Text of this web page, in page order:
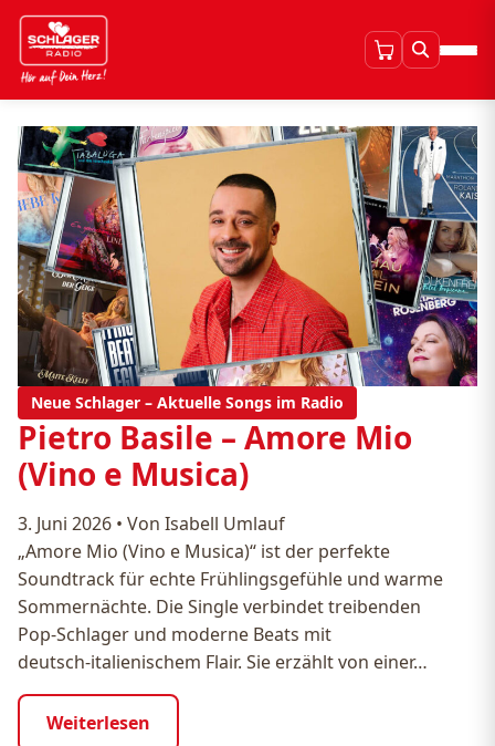
Neue Schlager – Aktuelle Songs im Radio
Pietro Basile – Amore Mio
(Vino e Musica)
3. Juni 2026 • Von Isabell Umlauf
„Amore Mio (Vino e Musica)“ ist der perfekte
Soundtrack für echte Frühlingsgefühle und warme
Sommernächte. Die Single verbindet treibenden
Pop‑Schlager und moderne Beats mit
deutsch‑italienischem Flair. Sie erzählt von einer…
Weiterlesen